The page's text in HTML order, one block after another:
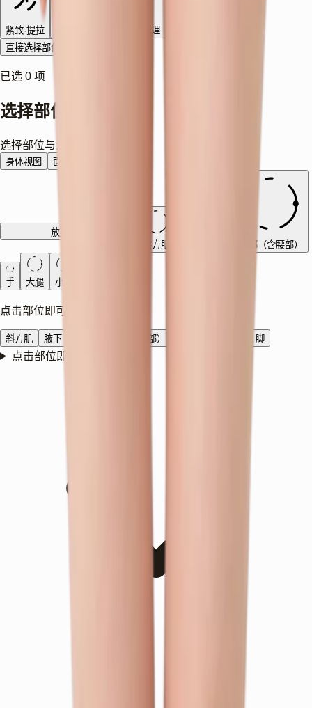
紧致·提拉 毛孔·肤质纹理
直接选择部位
已选 0 项
选择部位与治疗
选择部位与治疗
身体视图 面部视图
放大面部
斜方肌
腹部（含腰部）
手 大腿 小腿
点击部位即可查看可用治疗
斜方肌 腋下 腹部（含腰部） 脚
点击部位即可查看可用治疗